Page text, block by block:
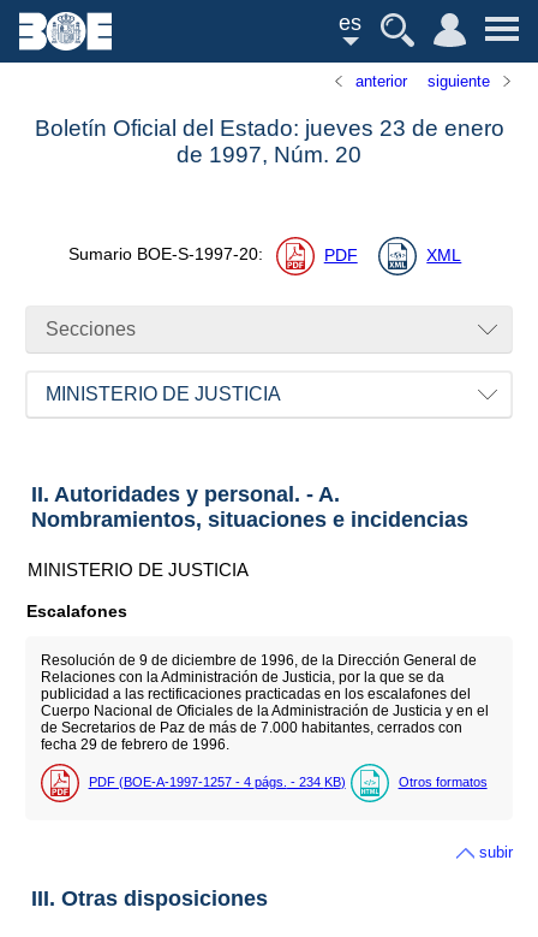
es
anterior siguiente
Boletín Oficial del Estado: jueves 23 de enero
de 1997, Núm. 20
Sumario BOE-S-1997-20: PDF XML
Secciones
MINISTERIO DE JUSTICIA
II. Autoridades y personal. - A.
Nombramientos, situaciones e incidencias
MINISTERIO DE JUSTICIA
Escalafones
Resolución de 9 de diciembre de 1996, de la Dirección General de
Relaciones con la Administración de Justicia, por la que se da
publicidad a las rectificaciones practicadas en los escalafones del
Cuerpo Nacional de Oficiales de la Administración de Justicia y en el
de Secretarios de Paz de más de 7.000 habitantes, cerrados con
fecha 29 de febrero de 1996.
PDF (BOE-A-1997-1257 - 4 págs. - 234 KB) Otros formatos
subir
III. Otras disposiciones